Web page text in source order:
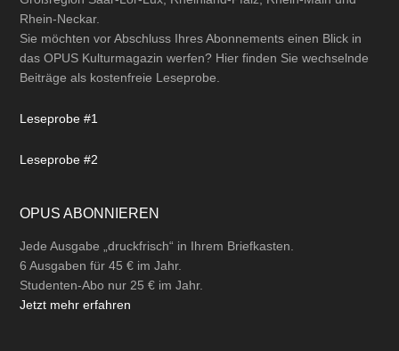
Rhein-Neckar.
Sie möchten vor Abschluss Ihres Abonnements einen Blick in
das OPUS Kulturmagazin werfen? Hier finden Sie wechselnde
Beiträge als kostenfreie Leseprobe.
Leseprobe #1
Leseprobe #2
OPUS ABONNIEREN
Jede Ausgabe „druckfrisch“ in Ihrem Briefkasten.
6 Ausgaben für 45 € im Jahr.
Studenten-Abo nur 25 € im Jahr.
Jetzt mehr erfahren